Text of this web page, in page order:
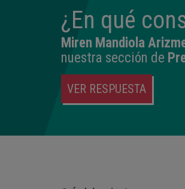
¿En qué
Miren Mandiola
nuestra sección de
VER RESPUESTA